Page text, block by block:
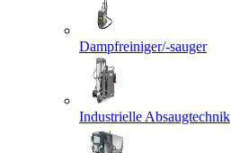
Dampfreiniger/-sauger
Industrielle Absaugtechnik